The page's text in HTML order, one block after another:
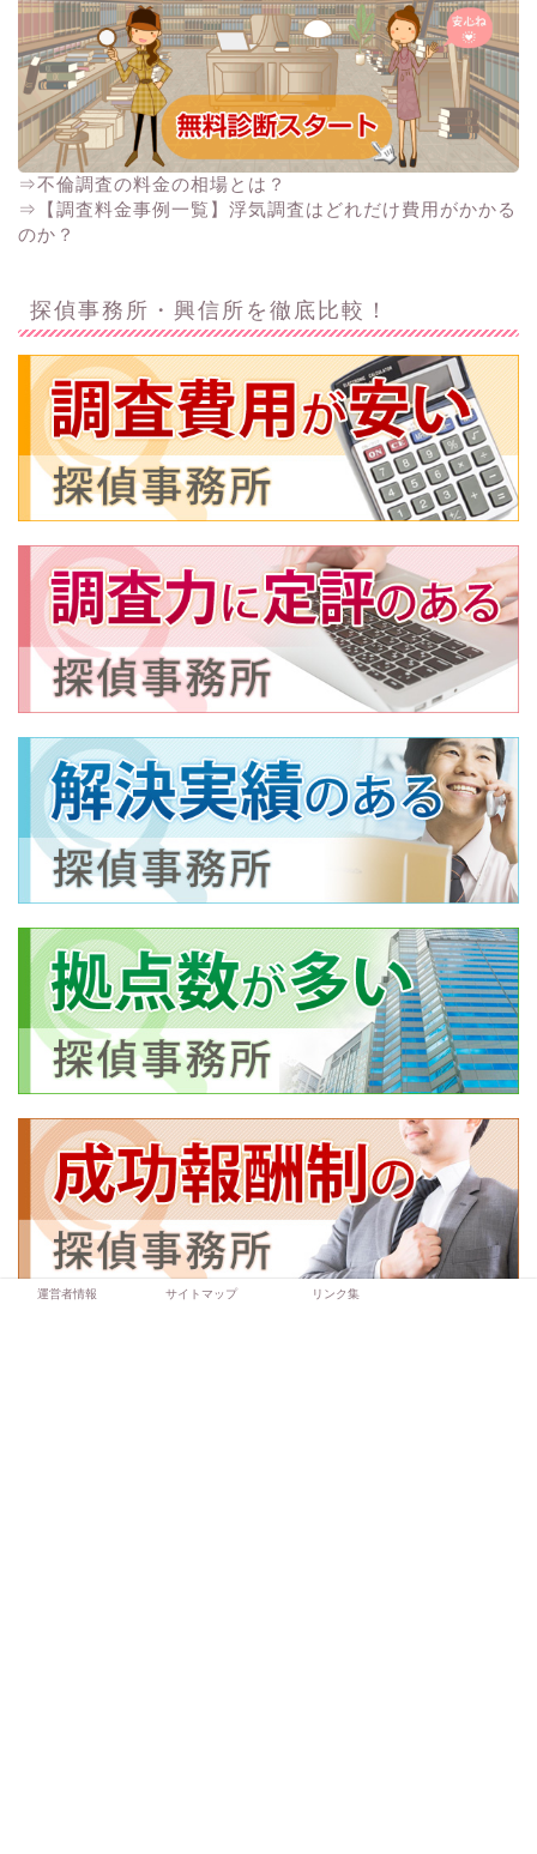
⇒不倫調査の料金の相場とは？
⇒【調査料金事例一覧】浮気調査はどれだけ費用がかかる
のか？
探偵事務所・興信所を徹底比較！
運営者情報 サイトマップ リンク集